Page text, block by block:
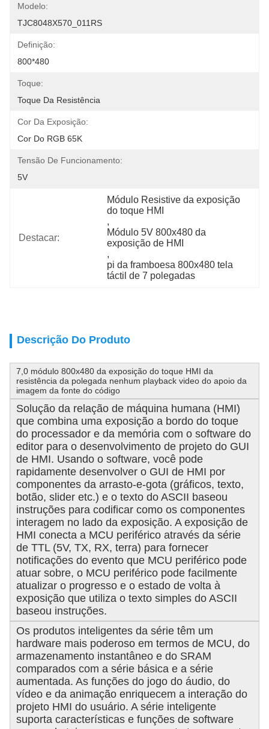
Modelo:
TJC8048X570_011RS
Definição:
800*480
Toque:
Toque Da Resistência
Cor Da Exposição:
Cor Do RGB 65K
Tensão De Funcionamento:
5V
Destacar:
Módulo Resistive da exposição
do toque HMI
,
Módulo 5V 800x480 da
exposição de HMI
,
pi da framboesa 800x480 tela
táctil de 7 polegadas
Descrição Do Produto
7,0 módulo 800x480 da exposição do toque HMI da
resistência da polegada nenhum playback video do apoio da
imagem da fonte do código
Solução da relação de máquina humana (HMI)
que combina uma exposição a bordo do toque
do processador e da memória com o software do
editor para o desenvolvimento de projeto do GUI
de HMI. Usando o software, você pode
rapidamente desenvolver o GUI de HMI por
componentes da arrasto-e-gota (gráficos, texto,
botão, slider etc.) e o texto do ASCII baseou
instruções para codificar como os componentes
interagem no lado da exposição. A exposição de
HMI conecta a MCU periférico através da série
de TTL (5V, TX, RX, terra) para fornecer
notificações do evento que MCU periférico pode
atuar sobre, o MCU periférico pode facilmente
atualizar o progresso e o estado de volta à
exposição que utiliza o texto simples do ASCII
baseou instruções.
Os produtos inteligentes da série têm um
hardware mais poderoso em termos de MCU, do
armazenamento instantâneo e do SRAM
comparados com a série básica e a série
aumentada. As funções do jogo do áudio, do
vídeo e da animação enriquecem a interação do
projeto HMI do usuário. A série inteligente
suporta características e funções de software